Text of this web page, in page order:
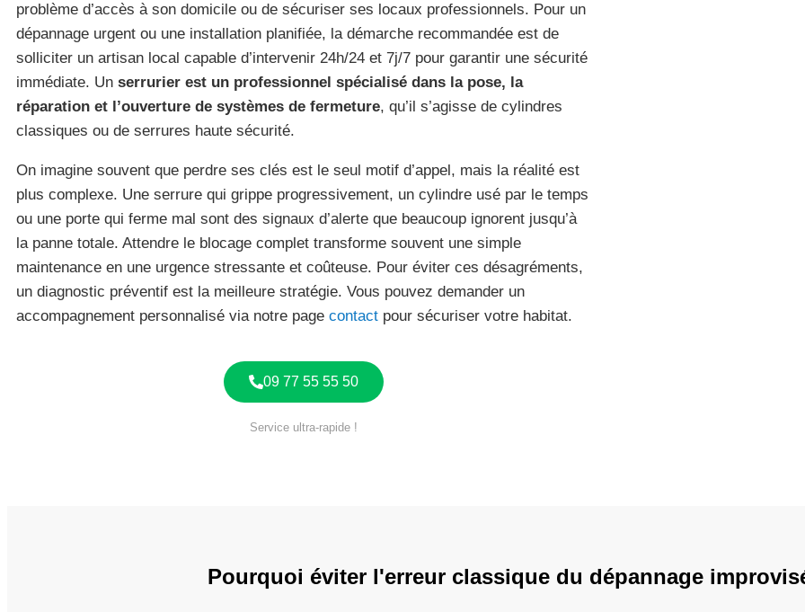
problème d’accès à son domicile ou de sécuriser ses locaux professionnels. Pour un
dépannage urgent ou une installation planifiée, la démarche recommandée est de
solliciter un artisan local capable d’intervenir 24h/24 et 7j/7 pour garantir une sécurité
immédiate. Un serrurier est un professionnel spécialisé dans la pose, la
réparation et l’ouverture de systèmes de fermeture, qu’il s’agisse de cylindres
classiques ou de serrures haute sécurité.
On imagine souvent que perdre ses clés est le seul motif d’appel, mais la réalité est
plus complexe. Une serrure qui grippe progressivement, un cylindre usé par le temps
ou une porte qui ferme mal sont des signaux d’alerte que beaucoup ignorent jusqu’à
la panne totale. Attendre le blocage complet transforme souvent une simple
maintenance en une urgence stressante et coûteuse. Pour éviter ces désagréments,
un diagnostic préventif est la meilleure stratégie. Vous pouvez demander un
accompagnement personnalisé via notre page contact pour sécuriser votre habitat.
09 77 55 55 50
Service ultra-rapide !
Pourquoi éviter l'erreur classique du dépannage